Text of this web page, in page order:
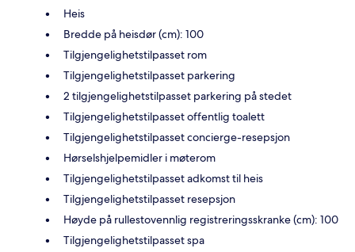
Heis
Bredde på heisdør (cm): 100
Tilgjengelighetstilpasset rom
Tilgjengelighetstilpasset parkering
2 tilgjengelighetstilpasset parkering på stedet
Tilgjengelighetstilpasset offentlig toalett
Tilgjengelighetstilpasset concierge-resepsjon
Hørselshjelpemidler i møterom
Tilgjengelighetstilpasset adkomst til heis
Tilgjengelighetstilpasset resepsjon
Høyde på rullestovennlig registreringsskranke (cm): 100
Tilgjengelighetstilpasset spa